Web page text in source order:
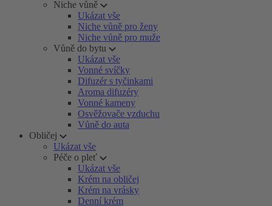
Niche vůně
Ukázat vše
Niche vůně pro ženy
Niche vůně pro muže
Vůně do bytu
Ukázat vše
Vonné svíčky
Difuzér s tyčinkami
Aroma difuzéry
Vonné kameny
Osvěžovače vzduchu
Vůně do auta
Obličej
Ukázat vše
Péče o pleť
Ukázat vše
Krém na obličej
Krém na vrásky
Denní krém